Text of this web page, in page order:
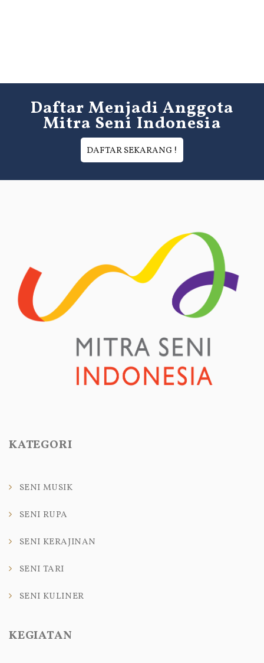
Daftar Menjadi Anggota
Mitra Seni Indonesia
KATEGORI
SENI MUSIK
SENI RUPA
SENI KERAJINAN
SENI TARI
SENI KULINER
KEGIATAN